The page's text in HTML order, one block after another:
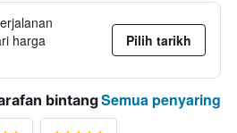
harga
Pilih tarikh
bintangSemua penyaring